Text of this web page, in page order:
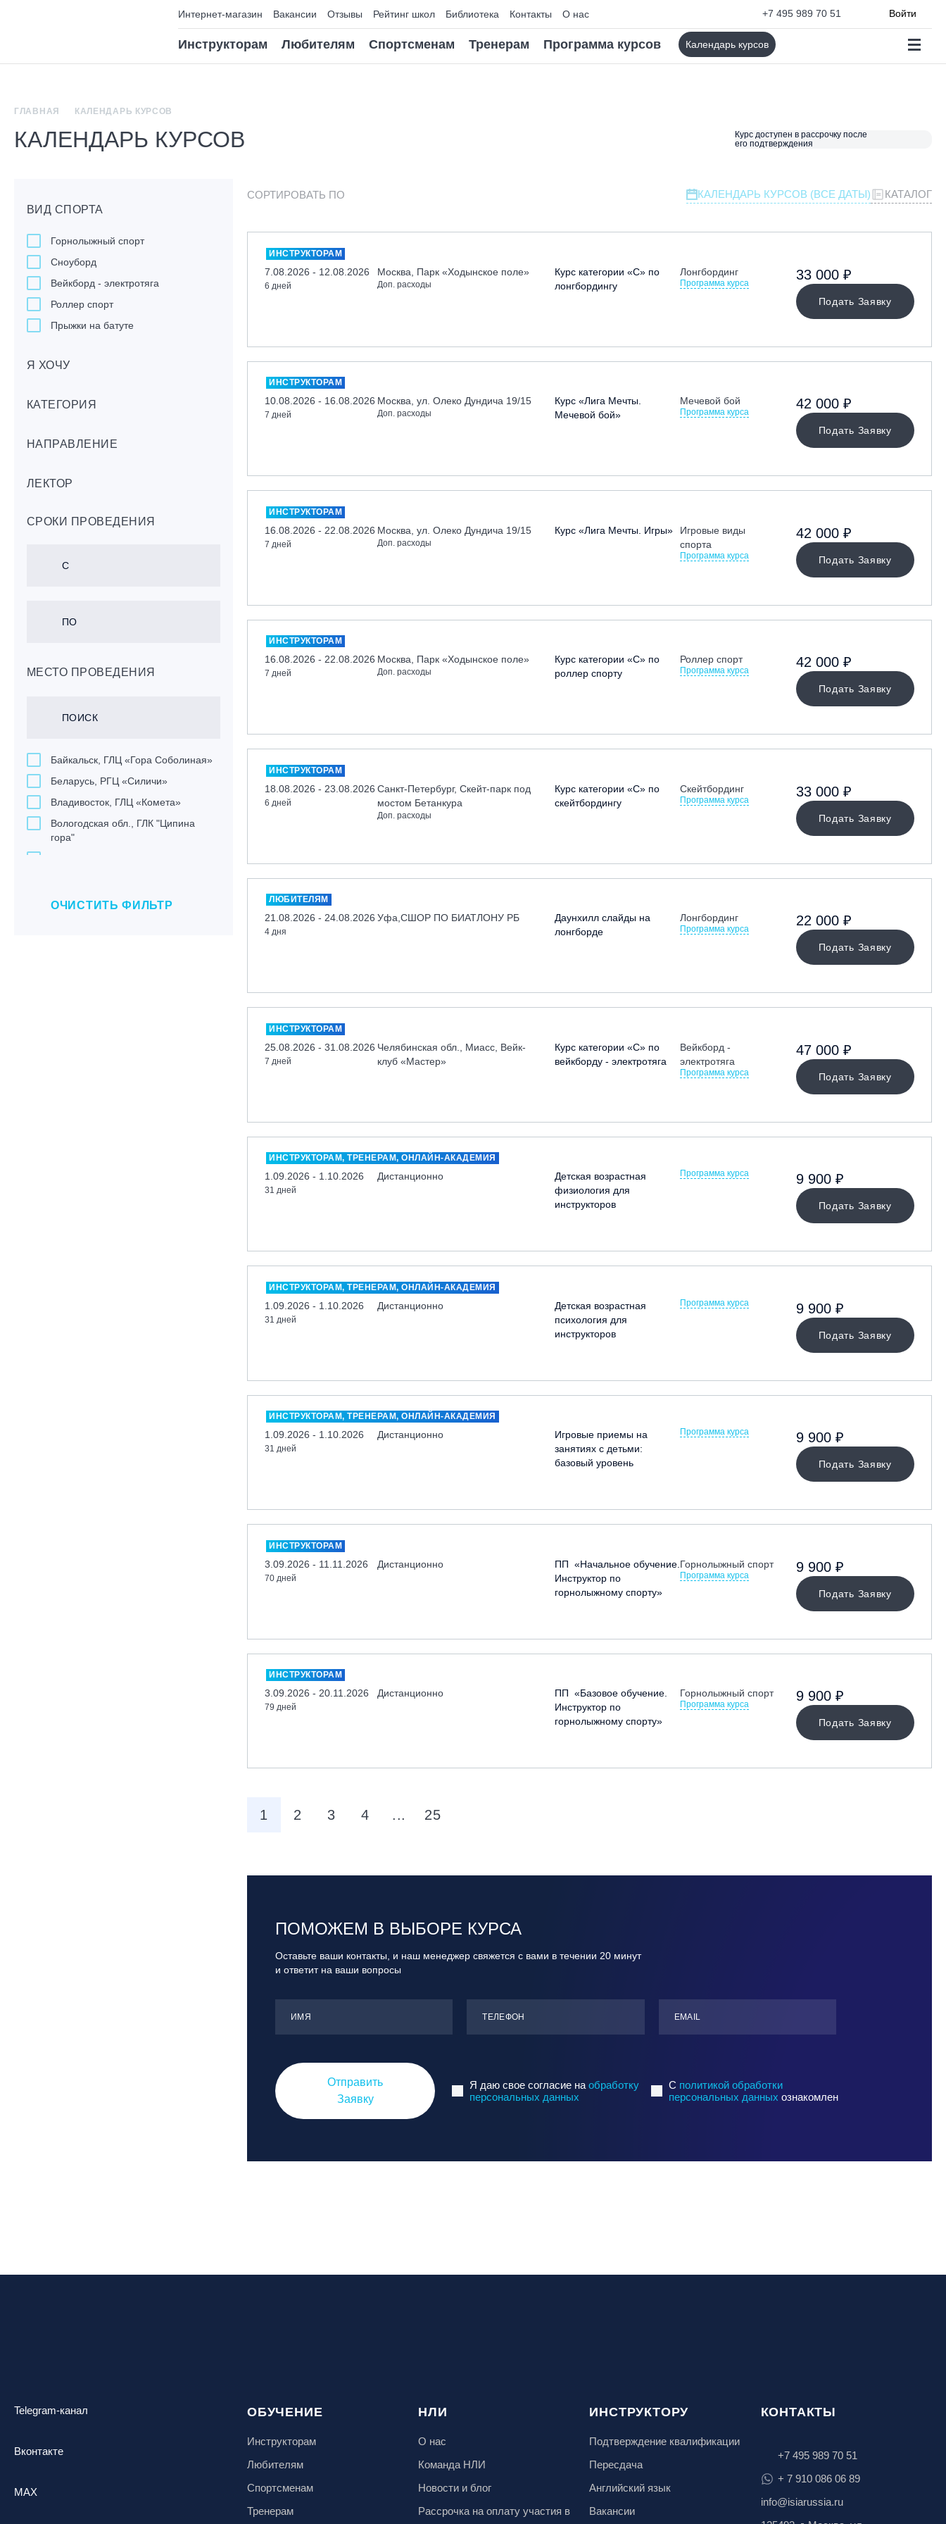
Интернет-магазин Вакансии Отзывы Рейтинг школ Библиотека Контакты О нас +7 495 989 70 51 Войти
Инструкторам Любителям Спортсменам Тренерам Программа курсов Календарь курсов
ГЛАВНАЯ КАЛЕНДАРЬ КУРСОВ
КАЛЕНДАРЬ КУРСОВ
Курс доступен в рассрочку после
его подтверждения
ВИД СПОРТА
Горнолыжный спорт
Сноуборд
Вейкборд - электротяга
Роллер спорт
Прыжки на батуте
Лонгбординг
бордах
Игровые виды спорта
Мечевой бой
Я ХОЧУ
КАТЕГОРИЯ
НАПРАВЛЕНИЕ
ЛЕКТОР
СРОКИ ПРОВЕДЕНИЯ
МЕСТО ПРОВЕДЕНИЯ
Байкальск, ГЛЦ «Гора Соболиная»
Беларусь, РГЦ «Силичи»
Владивосток, ГЛЦ «Комета»
Вологодская обл., ГЛК "Ципина
гора"
Екатеринбург, ГЛЦ «Уктус»
ОЧИСТИТЬ ФИЛЬТР
СОРТИРОВАТЬ ПО КАЛЕНДАРЬ КУРСОВ (ВСЕ ДАТЫ) КАТАЛОГ
ИНСТРУКТОРАМ
7.08.2026 - 12.08.2026
6 дней
Москва, Парк «Ходынское поле»
Доп. расходы
Курс категории «С» по
лонгбордингу
Лонгбординг
Программа курса
Подать Заявку
33 000 ₽
ИНСТРУКТОРАМ
10.08.2026 - 16.08.2026
7 дней
Москва, ул. Олеко Дундича 19/15
Доп. расходы
Курс «Лига Мечты.
Мечевой бой»
Мечевой бой
Программа курса
Подать Заявку
42 000 ₽
ИНСТРУКТОРАМ
16.08.2026 - 22.08.2026
7 дней
Москва, ул. Олеко Дундича 19/15
Доп. расходы
Курс «Лига Мечты. Игры»
Игровые виды
спорта
Программа курса Подать Заявку
42 000 ₽
ИНСТРУКТОРАМ
16.08.2026 - 22.08.2026
7 дней
Москва, Парк «Ходынское поле»
Доп. расходы
Курс категории «С» по
роллер спорту
Роллер спорт
Программа курса
Подать Заявку
42 000 ₽
ИНСТРУКТОРАМ
18.08.2026 - 23.08.2026
6 дней
Санкт-Петербург, Скейт-парк под
мостом Бетанкура
Доп. расходы
Курс категории «С» по
скейтбордингу
Скейтбординг
Программа курса
Подать Заявку
33 000 ₽
ЛЮБИТЕЛЯМ
21.08.2026 - 24.08.2026
4 дня
Уфа,СШОР ПО БИАТЛОНУ РБ
Даунхилл слайды на
лонгборде
Лонгбординг
Программа курса
Подать Заявку
22 000 ₽
ИНСТРУКТОРАМ
25.08.2026 - 31.08.2026
7 дней
Челябинская обл., Миасс, Вейк-
клуб «Мастер»
Курс категории «С» по
вейкборду - электротяга
Вейкборд -
электротяга
Программа курса Подать Заявку
47 000 ₽
ИНСТРУКТОРАМ, ТРЕНЕРАМ, ОНЛАЙН-АКАДЕМИЯ
1.09.2026 - 1.10.2026
31 дней
Дистанционно
Детская возрастная
физиология для
инструкторов
Программа курса
Подать Заявку
9 900 ₽
ИНСТРУКТОРАМ, ТРЕНЕРАМ, ОНЛАЙН-АКАДЕМИЯ
1.09.2026 - 1.10.2026
31 дней
Дистанционно
Детская возрастная
психология для
инструкторов
Программа курса
Подать Заявку
9 900 ₽
ИНСТРУКТОРАМ, ТРЕНЕРАМ, ОНЛАЙН-АКАДЕМИЯ
1.09.2026 - 1.10.2026
31 дней
Дистанционно
Игровые приемы на
занятиях с детьми:
базовый уровень
Программа курса
Подать Заявку
9 900 ₽
ИНСТРУКТОРАМ
3.09.2026 - 11.11.2026
70 дней
Дистанционно
ПП «Начальное обучение.
Инструктор по
горнолыжному спорту»
Горнолыжный спорт
Программа курса
Подать Заявку
9 900 ₽
ИНСТРУКТОРАМ
3.09.2026 - 20.11.2026
79 дней
Дистанционно
ПП «Базовое обучение.
Инструктор по
горнолыжному спорту»
Горнолыжный спорт
Программа курса
Подать Заявку
9 900 ₽
1 2 3 4 ... 25
ПОМОЖЕМ В ВЫБОРЕ КУРСА
Оставьте ваши контакты, и наш менеджер свяжется с вами в течении 20 минут
и ответит на ваши вопросы
ИМЯ ТЕЛЕФОН ЕMАIL
Отправить
Заявку
Я даю свое согласие наобработку
персональных данных
C политикой обработки
персональных данных ознакомлен
Telegram-канал
Вконтакте
MAX
ОБУЧЕНИЕ
Инструкторам
Любителям
Спортсменам
Тренерам
НЛИ
О нас
Команда НЛИ
Новости и блог
Рассрочка на оплату участия в
ИНСТРУКТОРУ
Подтверждение квалификации
Пересдача
Английский язык
Вакансии
КОНТАКТЫ
+7 495 989 70 51
+ 7 910 086 06 89
info@isiarussia.ru